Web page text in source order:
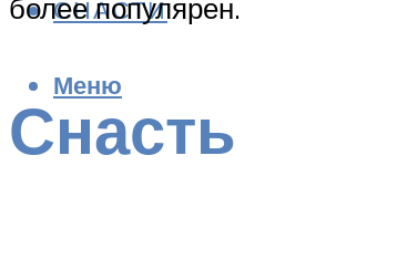
СНАСТИ
Меню
более популярен.
Снасть